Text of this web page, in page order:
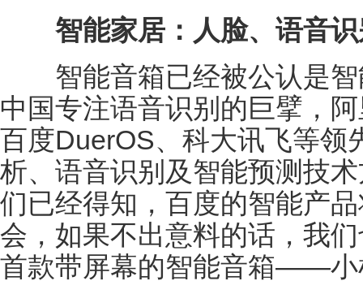
智能家居：人脸、语音识
智能音箱已经被公认是智
中国专注语音识别的巨擘，
百度DuerOS、科大讯飞等领
析、语音识别及智能预测技
们已经得知，百度的智能产
会，如果不出意料的话，我
首款带屏幕的智能音箱——小